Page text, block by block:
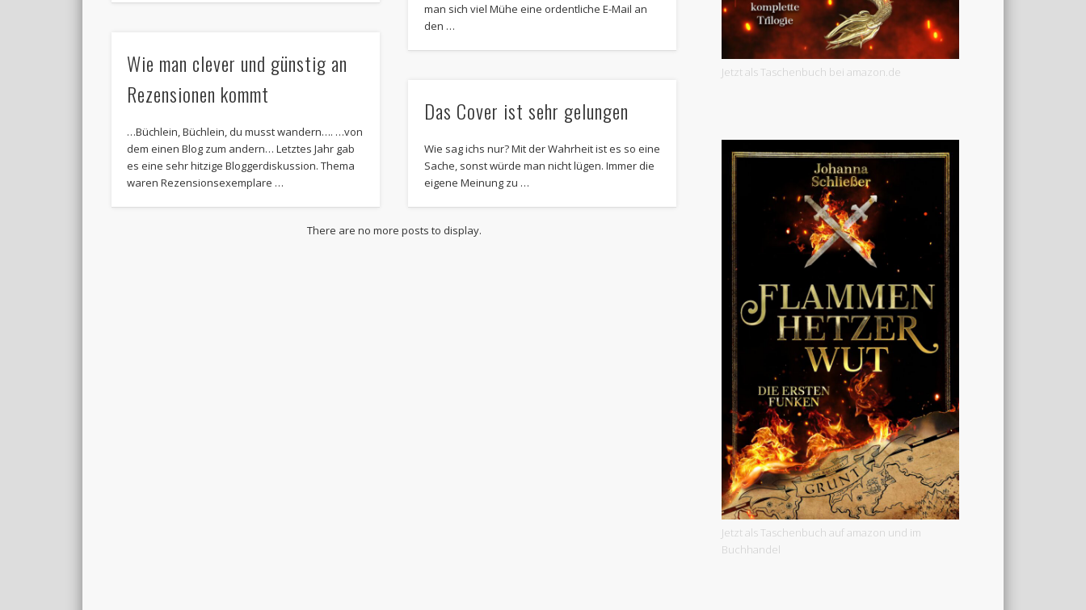
man sich viel Mühe eine ordentliche E-Mail an
den …
Wie man clever und günstig an
Rezensionen kommt
…Büchlein, Büchlein, du musst wandern…. …von
dem einen Blog zum andern… Letztes Jahr gab
es eine sehr hitzige Bloggerdiskussion. Thema
waren Rezensionsexemplare …
Das Cover ist sehr gelungen
Wie sag ichs nur? Mit der Wahrheit ist es so eine
Sache, sonst würde man nicht lügen. Immer die
eigene Meinung zu …
Jetzt als Taschenbuch bei amazon.de
Jetzt als Taschenbuch auf amazon und im
Buchhandel